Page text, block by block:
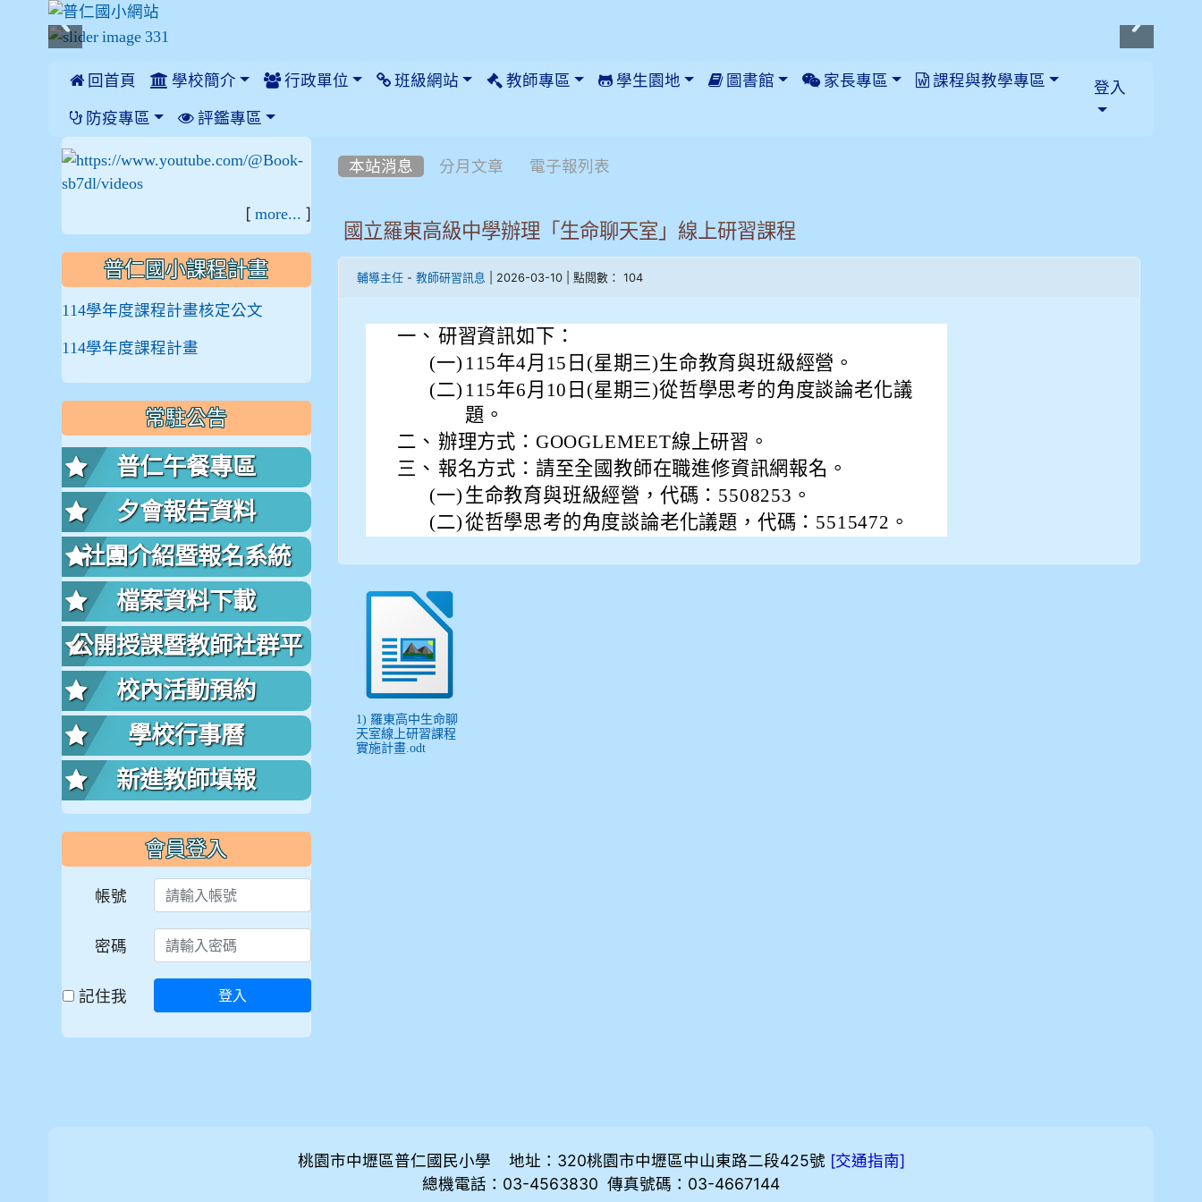
 回首頁 學校簡介 行政單位 班級網站 教師專區 學生園地 圖書館 家長專區 課程與教學專區
防疫專區 評鑑專區
登入
本站消息 分月文章 電子報列表
國立羅東高級中學辦理「生命聊天室」線上研習課程
輔導主任- 教師研習訊息 | 2026-03-10 | 點閱數： 104
一、 研習資訊如下：
(一) 115年4月15日(星期三)生命教育與班級經營。
(二) 115年6月10日(星期三)從哲學思考的角度談論老化議
題。
二、 辦理方式：GOOGLEMEET線上研習。
三、 報名方式：請至全國教師在職進修資訊網報名。
(一) 生命教育與班級經營，代碼：5508253。
(二)從哲學思考的角度談論老化議題，代碼：5515472。
1) 羅東高中生命聊
天室線上研習課程
實施計畫.odt
[ more... ]
普仁國小課程計畫
114學年度課程計畫核定公文
114學年度課程計畫
常駐公告
普仁午餐專區
夕會報告資料
社團介紹暨報名系統
檔案資料下載
公開授課暨教師社群平
台
校內活動預約
學校行事曆
新進教師填報
會員登入
帳號
密碼
記住我 登入
桃園市中壢區普仁國民小學 地址：320桃園市中壢區中山東路二段425號 [交通指南]
總機電話：03-4563830 傳真號碼：03-4667144